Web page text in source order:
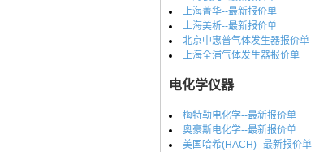
上海菁华--最新报价单
上海美析--最新报价单
北京中惠普气体发生器报价单
上海全浦气体发生器报价单
电化学仪器
梅特勒电化学--最新报价单
奥豪斯电化学--最新报价单
美国哈希(HACH)--最新报价单